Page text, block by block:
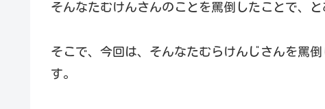
そんなたむけんさんのことを罵倒したことで、
そこで、今回は、そんなたむらけんじさんを罵
す。